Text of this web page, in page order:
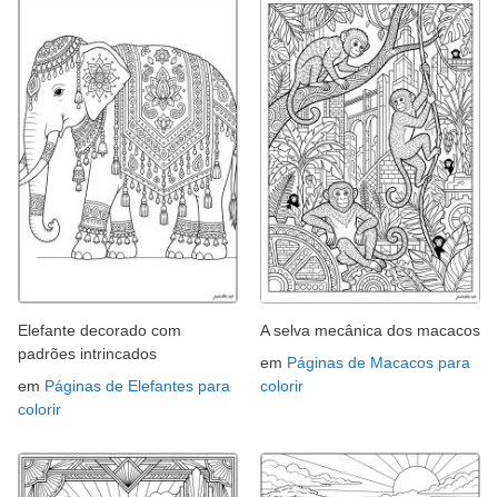
Elefante decorado com
padrões intrincados
em Páginas de Elefantes para
colorir
A selva mecânica dos macacos
em Páginas de Macacos para
colorir